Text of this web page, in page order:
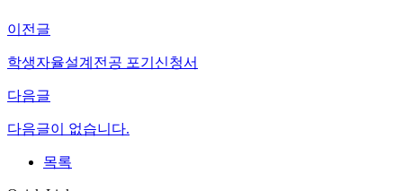
이전글
학생자율설계전공 포기신청서
다음글
다음글이 없습니다.
목록